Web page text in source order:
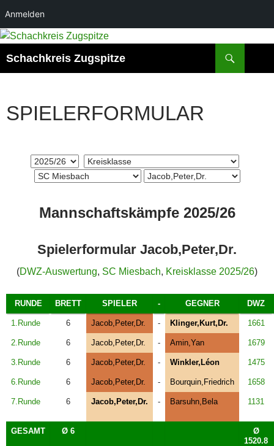
Anmelden
Zum
springen
Schachkreis Zugspitze
SPIELERFORMULAR
Mannschaftskämpfe 2025/26
Spielerformular Jacob,Peter,Dr.
(DWZ-Auswertung, SC Miesbach, Kreisklasse 2025/26)
RUNDE BRETT SPIELER - GEGNER DWZ
1.Runde 6 Jacob,Peter,Dr. - Klinger,Kurt,Dr. 1661
2.Runde 6 Jacob,Peter,Dr. - Amin,Yan 1679
3.Runde 6 Jacob,Peter,Dr. - Winkler,Léon 1475
6.Runde 6 Jacob,Peter,Dr. - Bourquin,Friedrich 1658
7.Runde 6 Jacob,Peter,Dr. - Barsuhn,Bela 1131
GESAMT Ø 6
Ø
1520.8